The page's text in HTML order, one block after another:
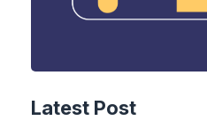
Latest Post